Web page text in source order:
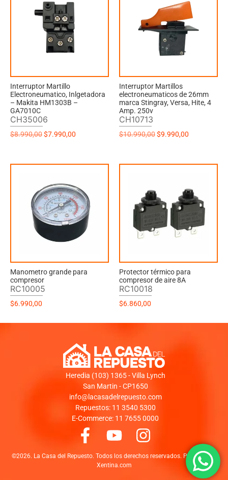
Interruptor Martillo
Electroneumatico, Inlgetadora
– Makita HM1303B –
GA7010C
CH35006
$8.990,00$7.990,00
Interruptor Martillos
electroneumaticos de 26mm
marca Stingray, Versa, Hite, 4
Amp. 250v
CH10713
$10.990,00$9.990,00
Manometro grande para
compresor
RC10005
$6.990,00
Protector térmico para
compresor de aire 8A
RC10018
$6.860,00
Heredia (103) 1365 - Villa Lynch
San Martin - CP1650
info@lacasadelrepuesto.com
Repuestos: 11 3540 5300
E-Commerce: 11 7655 0000
©2026. La Casa del Repuesto. Todos los derechos reservados. Powered by:
Xentina.com